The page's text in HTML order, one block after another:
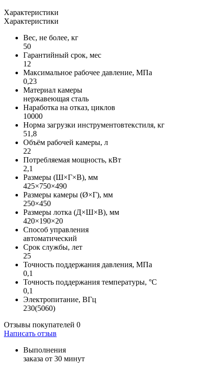
Характеристики
Характеристики
Вес, не более, кг
50
Гарантийный срок, мес
12
Максимальное рабочее давление, МПа
0,23
Материал камеры
нержавеющая сталь
Наработка на отказ, циклов
10000
Норма загрузки инструментовтекстиля, кг
51,8
Объём рабочей камеры, л
22
Потребляемая мощность, кВт
2,1
Размеры (Ш×Г×В), мм
425×750×490
Размеры камеры (Ø×Г), мм
250×450
Размеры лотка (Д×Ш×В), мм
420×190×20
Способ управления
автоматический
Срок службы, лет
25
Точность поддержания давления, МПа
0,1
Точность поддержания температуры, °С
0,1
Электропитание, ВГц
230(5060)
Отзывы покупателей 0
Написать отзыв
Выполнения
заказа от 30 минут